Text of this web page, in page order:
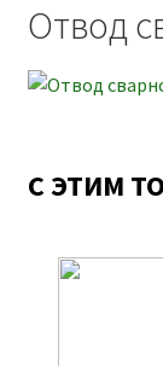
Отвод
С ЭТИМ